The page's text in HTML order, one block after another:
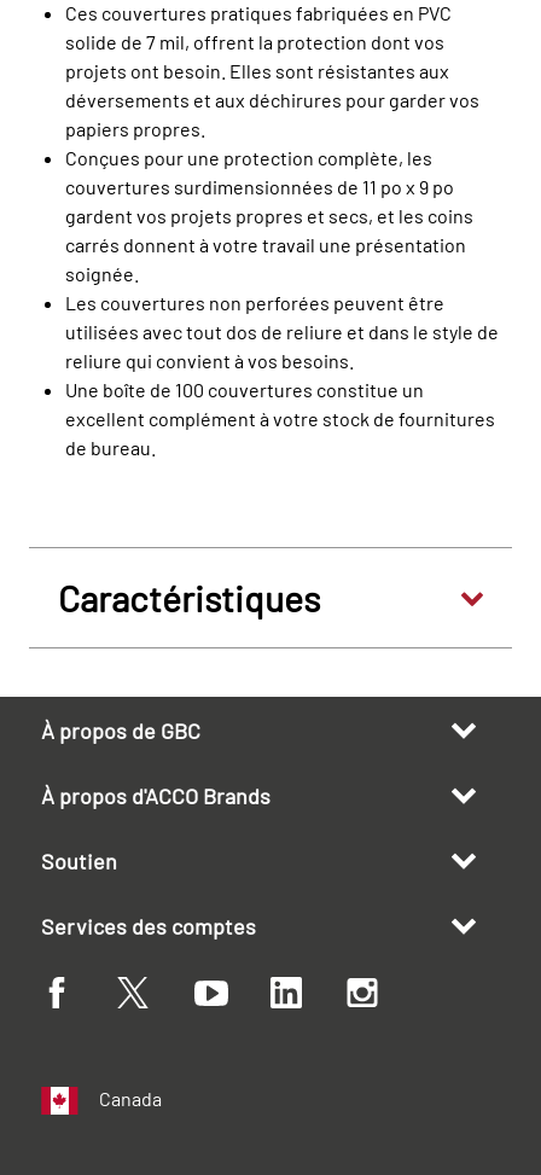
Ces couvertures pratiques fabriquées en PVC
solide de 7 mil, offrent la protection dont vos
projets ont besoin. Elles sont résistantes aux
déversements et aux déchirures pour garder vos
papiers propres.
Conçues pour une protection complète, les
couvertures surdimensionnées de 11 po x 9 po
gardent vos projets propres et secs, et les coins
carrés donnent à votre travail une présentation
soignée.
Les couvertures non perforées peuvent être
utilisées avec tout dos de reliure et dans le style de
reliure qui convient à vos besoins.
Une boîte de 100 couvertures constitue un
excellent complément à votre stock de fournitures
de bureau.
Caractéristiques
À propos de GBC
À propos d'ACCO Brands
Soutien
Services des comptes
Canada